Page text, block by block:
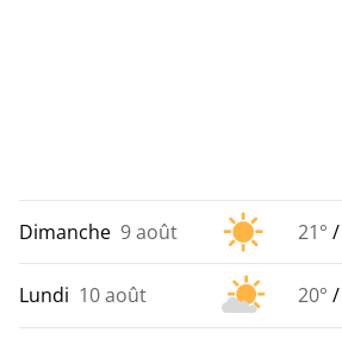
Dimanche 9 août 21°
Lundi 10 août 20°